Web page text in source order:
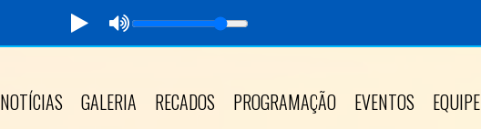
NOTÍCIAS GALERIA RECADOS PROGRAMAÇÃO EVENTOS EQUIPE